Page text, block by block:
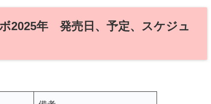
2025年 発売日、予定、スケジュ